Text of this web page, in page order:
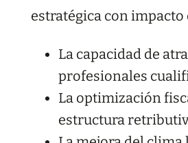
estratégica con impacto
La capacidad de
profesionales
La optimización
estructura